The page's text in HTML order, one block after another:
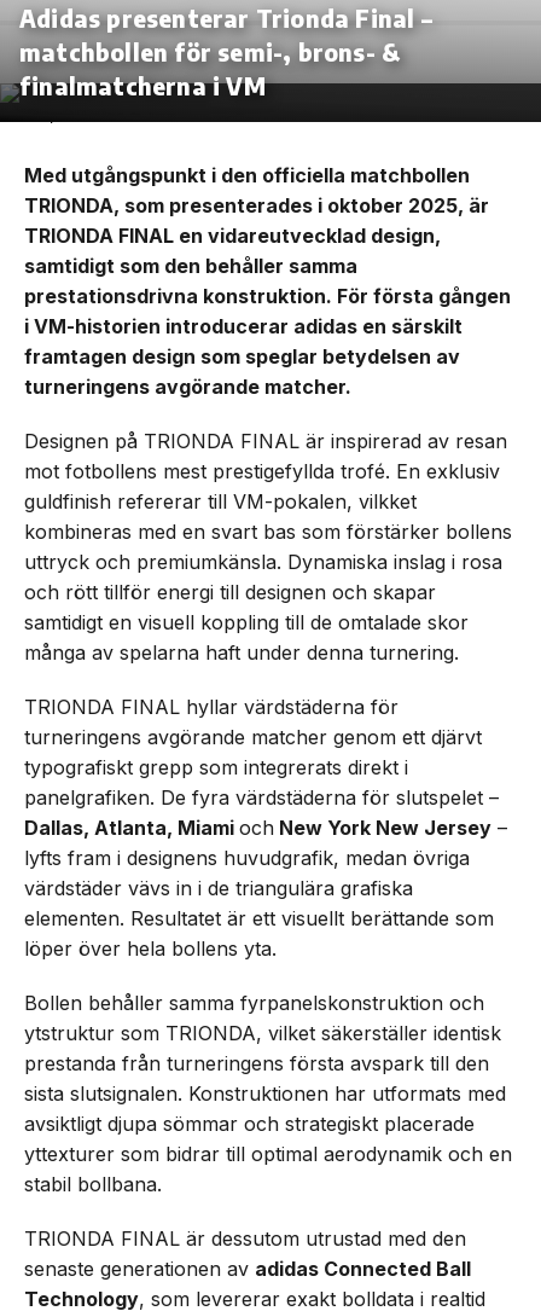
Adidas presenterar Trionda Final –
matchbollen för semi-, brons- &
finalmatcherna i VM
Med utgångspunkt i den officiella matchbollen
TRIONDA, som presenterades i oktober 2025, är
TRIONDA FINAL en vidareutvecklad design,
samtidigt som den behåller samma
prestationsdrivna konstruktion. För första gången
i VM-historien introducerar adidas en särskilt
framtagen design som speglar betydelsen av
turneringens avgörande matcher.
Designen på TRIONDA FINAL är inspirerad av resan
mot fotbollens mest prestigefyllda trofé. En exklusiv
guldfinish refererar till VM-pokalen, vilkket
kombineras med en svart bas som förstärker bollens
uttryck och premiumkänsla. Dynamiska inslag i rosa
och rött tillför energi till designen och skapar
samtidigt en visuell koppling till de omtalade skor
många av spelarna haft under denna turnering.
TRIONDA FINAL hyllar värdstäderna för
turneringens avgörande matcher genom ett djärvt
typografiskt grepp som integrerats direkt i
panelgrafiken. De fyra värdstäderna för slutspelet –
Dallas, Atlanta, Miami och New York New Jersey –
lyfts fram i designens huvudgrafik, medan övriga
värdstäder vävs in i de triangulära grafiska
elementen. Resultatet är ett visuellt berättande som
löper över hela bollens yta.
Bollen behåller samma fyrpanelskonstruktion och
ytstruktur som TRIONDA, vilket säkerställer identisk
prestanda från turneringens första avspark till den
sista slutsignalen. Konstruktionen har utformats med
avsiktligt djupa sömmar och strategiskt placerade
yttexturer som bidrar till optimal aerodynamik och en
stabil bollbana.
TRIONDA FINAL är dessutom utrustad med den
senaste generationen av adidas Connected Ball
Technology, som levererar exakt bolldata i realtid